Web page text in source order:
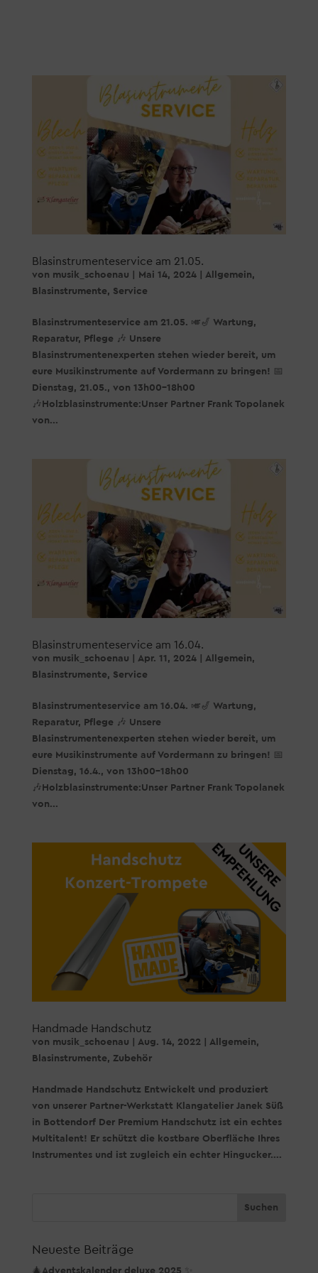
Blasinstrumenteservice am 21.05.
von musik_schoenau Mai 14, 2024| Allgemein,
Blasinstrumente, Service
Blasinstrumenteservice am 21.05. 🎺🎷 Wartung,
Reparatur, Pflege 🎶 Unsere
Blasinstrumentenexperten stehen wieder bereit, um
eure Musikinstrumente auf Vordermann zu bringen! 📅
Dienstag, 21.05., von 13h00-18h00
🎶Holzblasinstrumente:Unser Partner Frank Topolanek
von...
Blasinstrumenteservice am 16.04.
von musik_schoenau Apr. 11, 2024| Allgemein,
Blasinstrumente, Service
Blasinstrumenteservice am 16.04. 🎺🎷 Wartung,
Reparatur, Pflege 🎶 Unsere
Blasinstrumentenexperten stehen wieder bereit, um
eure Musikinstrumente auf Vordermann zu bringen! 📅
Dienstag, 16.4., von 13h00-18h00
🎶Holzblasinstrumente:Unser Partner Frank Topolanek
von...
Handmade Handschutz
von musik_schoenau Aug. 14, 2022 Allgemein,
Blasinstrumente, Zubehör
Handmade Handschutz Entwickelt und produziert
von unserer Partner-Werkstatt Klangatelier Janek Süß
in Bottendorf Der Premium Handschutz ist ein echtes
Multitalent! Er schützt die kostbare Oberfläche Ihres
Instrumentes und ist zugleich ein echter Hingucker....
Neueste Beiträge
🎄Adventskalender deluxe 2025 ✨